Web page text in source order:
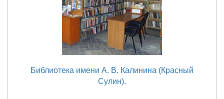
Библиотека имени А. В. Калинина (Красный
Сулин).